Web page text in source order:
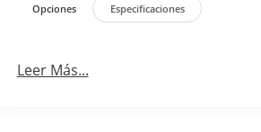
Opciones Especificaciones
Leer Más...